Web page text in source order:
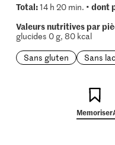
Total:14 h 20 min. • dont
Valeurs nutritives par
glucides 0 g, 80 kcal
Sans gluten
Sans
Memoriser